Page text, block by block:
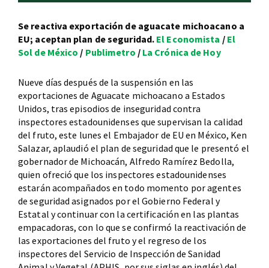
Se reactiva exportación de aguacate michoacano a
EU; aceptan plan de seguridad. El Economista / El
Sol de México / Publimetro / La Crónica de Hoy
Nueve días después de la suspensión en las
exportaciones de Aguacate michoacano a Estados
Unidos, tras episodios de inseguridad contra
inspectores estadounidenses que supervisan la calidad
del fruto, este lunes el Embajador de EU en México, Ken
Salazar, aplaudió el plan de seguridad que le presentó el
gobernador de Michoacán, Alfredo Ramírez Bedolla,
quien ofreció que los inspectores estadounidenses
estarán acompañados en todo momento por agentes
de seguridad asignados por el Gobierno Federal y
Estatal y continuar con la certificación en las plantas
empacadoras, con lo que se confirmó la reactivación de
las exportaciones del fruto y el regreso de los
inspectores del Servicio de Inspección de Sanidad